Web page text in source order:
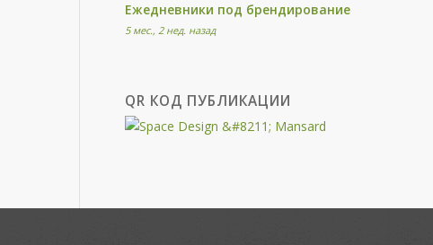
Ежедневники под брендирование
5 мес., 2 нед. назад
QR КОД ПУБЛИКАЦИИ